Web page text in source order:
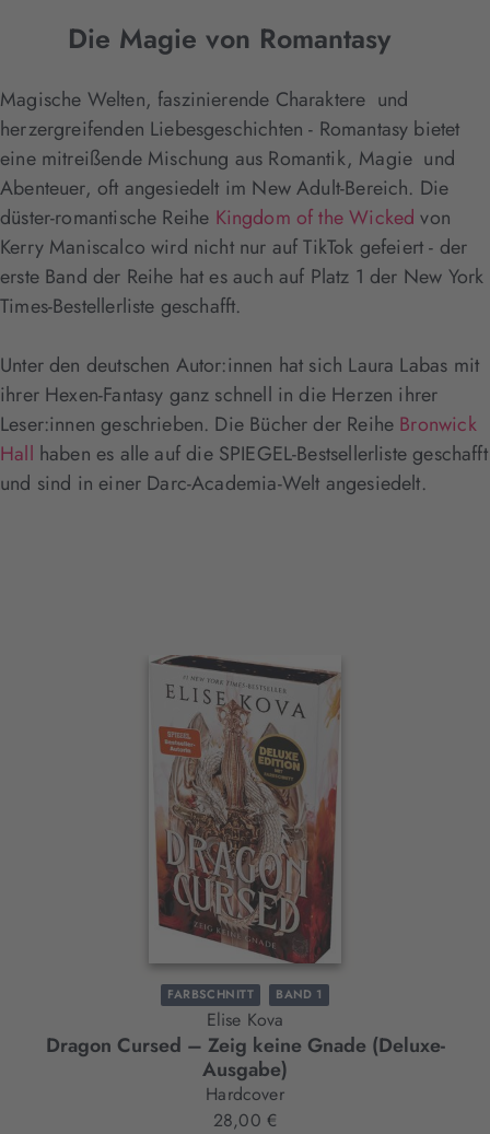
Die Magie von Romantasy
Magische Welten, faszinierende Charaktere und
herzergreifenden Liebesgeschichten - Romantasy bietet
eine mitreißende Mischung aus Romantik, Magie und
Abenteuer, oft angesiedelt im New Adult-Bereich. Die
düster-romantische Reihe Kingdom of the Wicked von
Kerry Maniscalco wird nicht nur auf TikTok gefeiert - der
erste Band der Reihe hat es auch auf Platz 1 der New York
Times-Bestellerliste geschafft.
Unter den deutschen Autor:innen hat sich Laura Labas mit
ihrer Hexen-Fantasy ganz schnell in die Herzen ihrer
Leser:innen geschrieben. Die Bücher der Reihe Bronwick
Hall haben es alle auf die SPIEGEL-Bestsellerliste geschafft
und sind in einer Darc-Academia-Welt angesiedelt.
Interaktives
FARBSCHNITT BAND 1
Elise Kova
Dragon Cursed – Zeig keine Gnade (Deluxe-
Ausgabe)
Hardcover
28,00 €